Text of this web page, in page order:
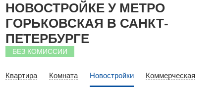
НОВОСТРОЙКЕ У МЕТРО
ГОРЬКОВСКАЯ В САНКТ-
ПЕТЕРБУРГЕ
БЕЗ КОМИССИИ
Квартира Комната Новостройки Коммерческая